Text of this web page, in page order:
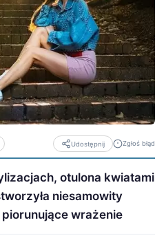
Udostępnij Zgłoś błąd
otulona kwiatami
niesamowity
wrażenie